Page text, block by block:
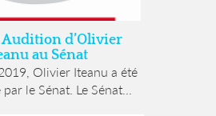
Audition d’Olivier
au Sénat
Olivier Iteanu a été
le Sénat. Le Sénat...